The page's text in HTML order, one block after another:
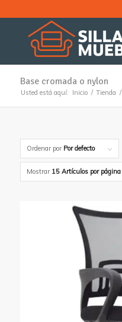
Base cromada o nylon
Usted está aquí: Inicio / Tienda /
Ordenar por Por defecto
Mostrar 15 Artículos por página